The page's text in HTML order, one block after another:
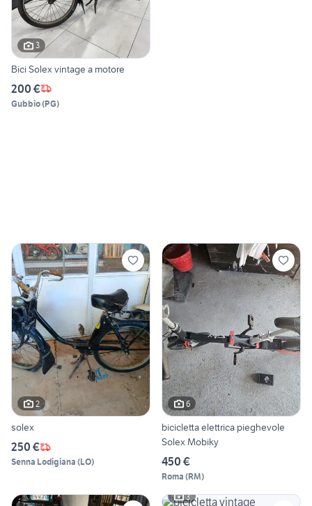
3
Bici Solex vintage a motore
200 €
Gubbio(PG)
2
solex
250 €
Senna Lodigiana (LO)
6
bicicletta elettrica pieghevole
Solex Mobiky
450 €
Roma (RM)
3